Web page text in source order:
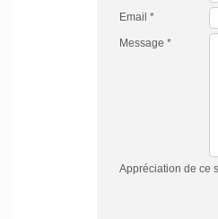
Email *
Message *
Appréciation de ce